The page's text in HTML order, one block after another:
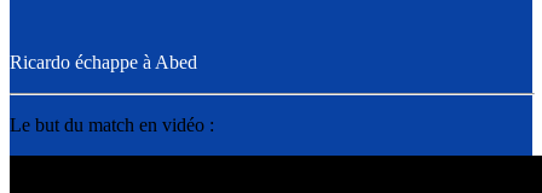
Ricardo échappe à Abed
Le but du match en vidéo :